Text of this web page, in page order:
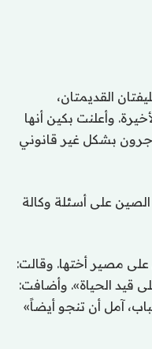
القديمتان،
وأعلنت بكين أنها
بشكل غير قانوني
على أسئلة وكالة
مصير أختها. وقالت:
قيد الحياة». وأضافت:
آمل أن تنجو أيضاً»